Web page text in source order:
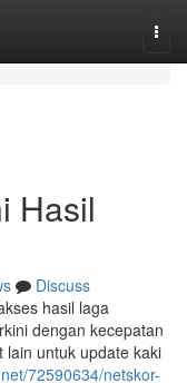
Hasil
Discuss
hasil laga
dengan kecepatan
lain untuk update kaki
72590634/netskor-